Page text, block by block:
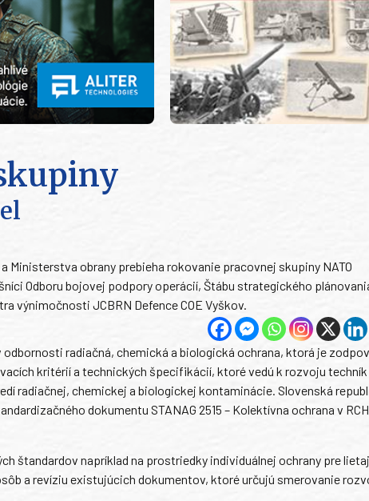
Ministerstva obrany prebieha rokovanie pracovnej skupiny NATO
Odboru bojovej podpory operácií, Štábu strategického
výnimočnosti JCBRN Defence COE Vyškov.
radiačná, chemická a biologická ochrana, ktorá je
kritérií a technických špecifikácií, ktoré vedú k rozvoju techník
radiačnej, chemickej a biologickej kontaminácie. Slovenská
dokumentu STANAG 2515 – Kolektívna ochrana v
štandardov napríklad na prostriedky individuálnej ochrany pre
a revíziu existujúcich dokumentov, ktoré určujú smerovanie